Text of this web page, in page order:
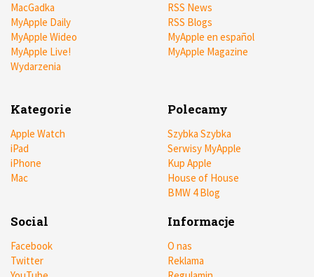
MacGadka
MyApple Daily
MyApple Wideo
MyApple Live!
Wydarzenia
RSS News
RSS Blogs
MyApple en español
MyApple Magazine
Kategorie
Apple Watch
iPad
iPhone
Mac
Polecamy
Szybka Szybka
Serwisy MyApple
Kup Apple
House of House
BMW 4 Blog
Social
Facebook
Twitter
Informacje
O nas
Reklama